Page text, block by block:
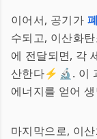
이어서, 공기가 폐
수되고, 이산화
에 전달되면, 각
산한다⚡️🔬. 이
에너지를 얻어
마지막으로, 이